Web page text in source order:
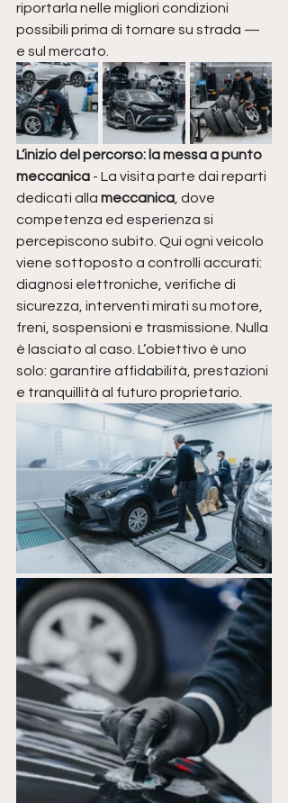
riportarla nelle migliori condizioni
possibili prima di tornare su strada —
e sul mercato.
L’inizio del percorso: la messa a punto
meccanica - La visita parte dai reparti
dedicati alla meccanica, dove
competenza ed esperienza si
percepiscono subito. Qui ogni veicolo
viene sottoposto a controlli accurati:
diagnosi elettroniche, verifiche di
sicurezza, interventi mirati su motore,
freni, sospensioni e trasmissione. Nulla
è lasciato al caso. L’obiettivo è uno
solo: garantire affidabilità, prestazioni
e tranquillità al futuro proprietario.